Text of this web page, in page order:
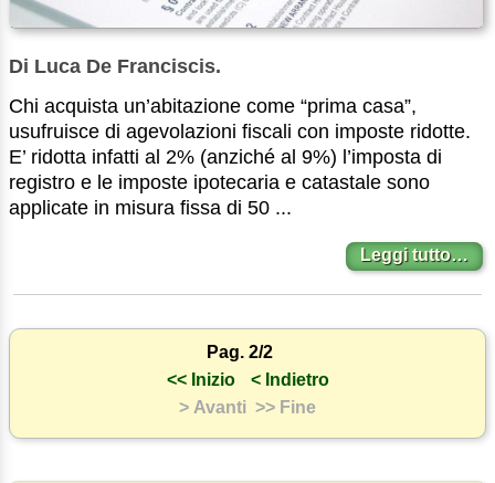
Di Luca De Franciscis.
Chi acquista un’abitazione come “prima casa”,
usufruisce di agevolazioni fiscali con imposte ridotte.
E’ ridotta infatti al 2% (anziché al 9%) l’imposta di
registro e le imposte ipotecaria e catastale sono
applicate in misura fissa di 50 ...
Leggi tutto…
Pag. 2/2
<< Inizio
< Indietro
> Avanti >> Fine